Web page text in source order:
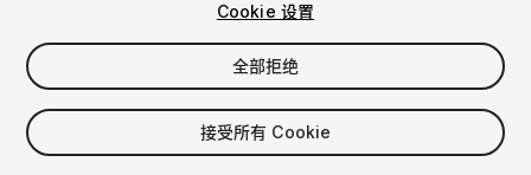
$19.99
增值税将在结算时计算
Cookie 设置
全部拒绝
接受所有 Cookie